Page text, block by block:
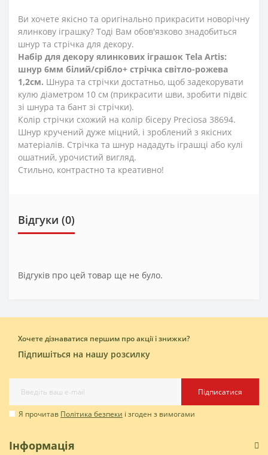
Ви хочете якісно та оригінально прикрасити новорічну
ялинкову іграшку? Тоді Вам обов'язково знадобиться
шнур та стрічка для декору.
Набір для декору ялинкових іграшок Tela Artis:
шнур 6мм білий/срібло+ стрічка світло-рожева
1,2см. Шнура та стрічки достатньо, щоб задекорувати
кулю діаметром 10 см (прикрасити шви, зробити підвіс
зі шнура та бант зі стрічки).
Колір стрічки схожий на колір бісеру Preciosa 38694.
Шнур кручений дуже міцний, і зроблений з якісних
матеріалів. Стрічка та шнур нададуть іграшці або кулі
ошатний, урочистий вигляд.
Стильно, контрастно та креативно!
Відгуки (0)
Відгуків про цей товар ще не було.
Хочете дізнаватися першим про акції і знижки?
Підпишіться на нашу розсилку
Підписатися
Я прочитав Політика безпеки і згоден з вимогами
Інформація